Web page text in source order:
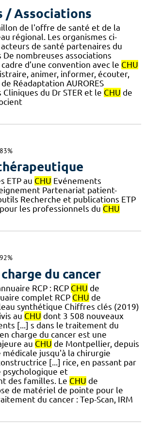
/ Associations
de l'offre de santé et de la
régional. Les organismes ci-
de santé partenaires du
De nombreuses associations
d’une convention avec le CHU
animer, informer, écouter,
Réadaptation AURORES
du Dr STER et le CHU de
83%
ETP au CHU Evénements
Partenariat patient-
Recherche et publications ETP
les professionnels du CHU
92%
du cancer
RCP : RCP CHU de
complet RCP CHU de
synthétique Chiffres clés (2019)
au CHU dont 3 508 nouveaux
[...] s dans le traitement du
charge du cancer est une
au CHU de Montpellier, depuis
médicale jusqu'à la chirurgie
[...] rice, en passant par
psychologique et
des familles. Le CHU de
de matériel de pointe pour le
du cancer : Tep-Scan, IRM